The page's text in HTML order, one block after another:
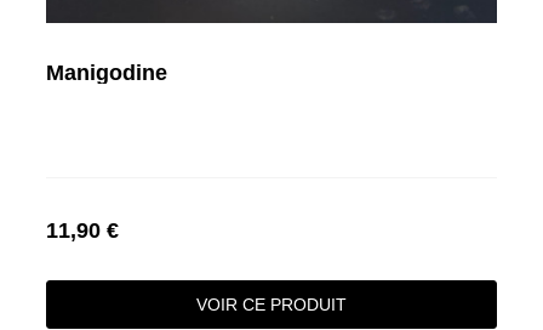
Manigodine
11,90 €
VOIR CE PRODUIT